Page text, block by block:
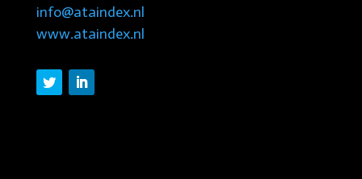
info@ataindex.nl
www.ataindex.nl